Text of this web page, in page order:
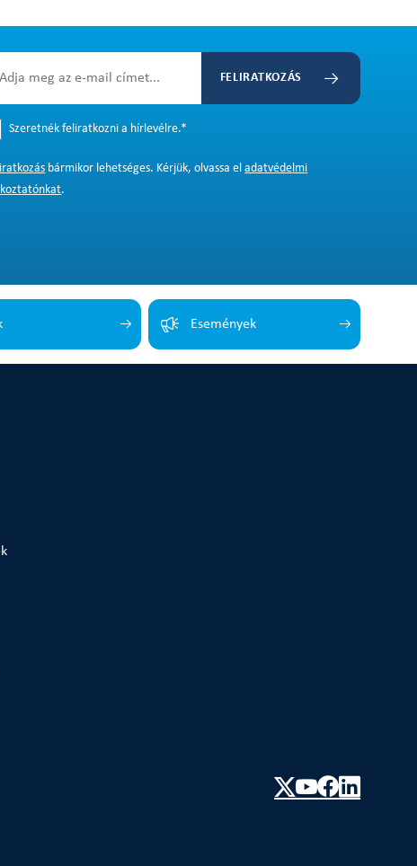
FELIRATKOZÁS
Szeretnék feliratkozni a hírlevélre.*
bármikor lehetséges. Kérjük, olvassa eladatvédelmi
.
Események